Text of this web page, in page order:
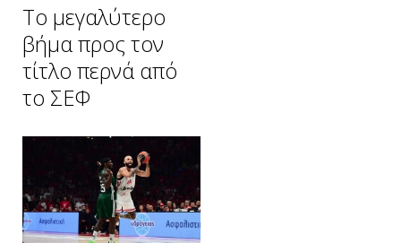
Tο μεγαλύτερο
βήμα προς τον
τίτλο περνά από
το ΣΕΦ